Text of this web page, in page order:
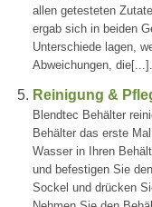
allen getesteten
ergab sich in beiden
Unterschiede lagen,
Abweichungen,
Reinigung &
Blendtec Behälter
Behälter das erste
Wasser in Ihren
und befestigen Sie
Sockel und drücken